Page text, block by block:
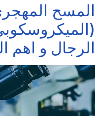
المسح
الرجال و اهم